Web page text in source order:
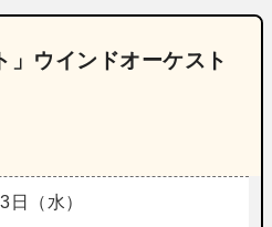
」ウインドオーケスト
日（水）